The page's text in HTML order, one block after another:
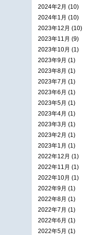
2024年2月 (10)
2024年1月 (10)
2023年12月 (10)
2023年11月 (9)
2023年10月 (1)
2023年9月 (1)
2023年8月 (1)
2023年7月 (1)
2023年6月 (1)
2023年5月 (1)
2023年4月 (1)
2023年3月 (1)
2023年2月 (1)
2023年1月 (1)
2022年12月 (1)
2022年11月 (1)
2022年10月 (1)
2022年9月 (1)
2022年8月 (1)
2022年7月 (1)
2022年6月 (1)
2022年5月 (1)